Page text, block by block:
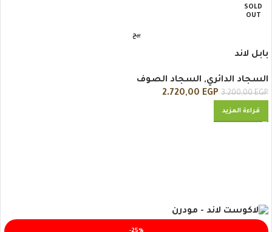
SOLD
OUT
بيج
بابل لاند
السجاد الدائري, السجاد الصوف
3.200,00EGP
2.720,00 EGP
قراءة المزيد